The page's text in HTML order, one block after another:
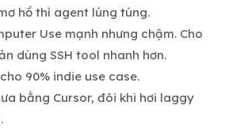
hồ thì agent lúng túng.
Use mạnh nhưng chậm. Cho
dùng SSH tool nhanh hơn.
90% indie use case.
bằng Cursor, đôi khi hơi laggy